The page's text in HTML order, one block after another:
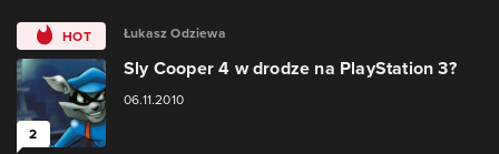
HOT
2
Łukasz Odziewa
Sly Cooper 4 w drodze na PlayStation 3?
06.11.2010